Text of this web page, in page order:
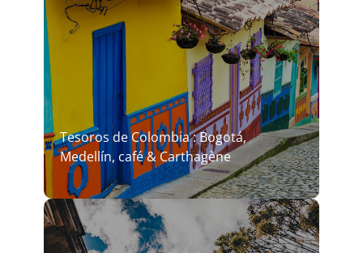
Tesoros de Colombia : Bogotá,
Medellín, café & Carthagène